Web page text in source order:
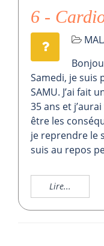
6 -
Samedi, je suis
SAMU. J’ai fait
35 ans et
être les
je reprendre le
suis au repos
Lire...